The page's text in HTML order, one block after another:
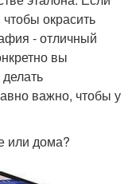
окрасить
- отличный
вы
важно, чтобы у
или дома?